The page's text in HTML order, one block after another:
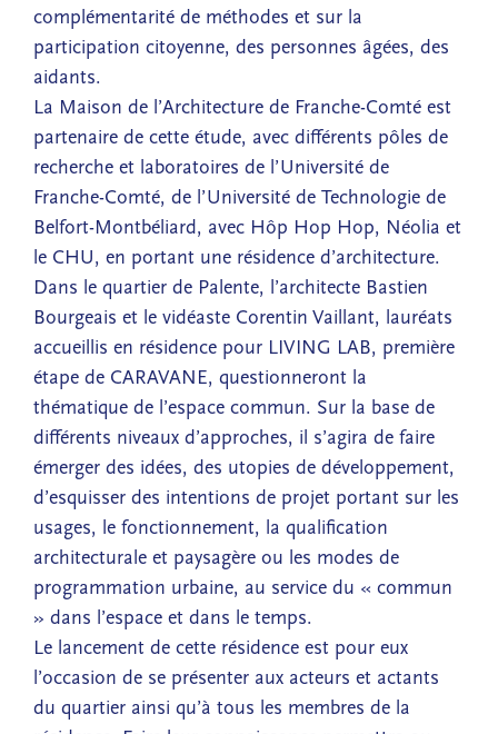
complémentarité de méthodes et sur la
participation citoyenne, des personnes âgées, des
aidants.
La Maison de l’Architecture de Franche-Comté est
partenaire de cette étude, avec différents pôles de
recherche et laboratoires de l’Université de
Franche-Comté, de l’Université de Technologie de
Belfort-Montbéliard, avec Hôp Hop Hop, Néolia et
le CHU, en portant une résidence d’architecture.
Dans le quartier de Palente, l’architecte Bastien
Bourgeais et le vidéaste Corentin Vaillant, lauréats
accueillis en résidence pour LIVING LAB, première
étape de CARAVANE, questionneront la
thématique de l’espace commun. Sur la base de
différents niveaux d’approches, il s’agira de faire
émerger des idées, des utopies de développement,
d’esquisser des intentions de projet portant sur les
usages, le fonctionnement, la qualification
architecturale et paysagère ou les modes de
programmation urbaine, au service du « commun
» dans l’espace et dans le temps.
Le lancement de cette résidence est pour eux
l’occasion de se présenter aux acteurs et actants
du quartier ainsi qu’à tous les membres de la